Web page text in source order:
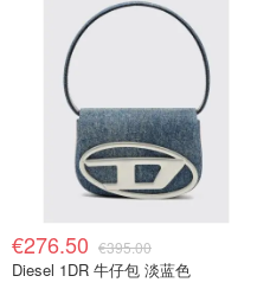
€276.50 €395.00
Diesel 1DR 牛仔包 淡蓝色